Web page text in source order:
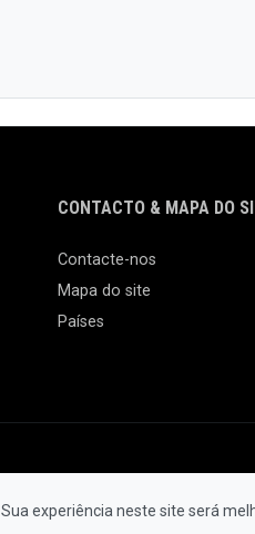
Sua experiência neste site será
CONTACTO & MAPA DO
Contacte-nos
Mapa do site
Países